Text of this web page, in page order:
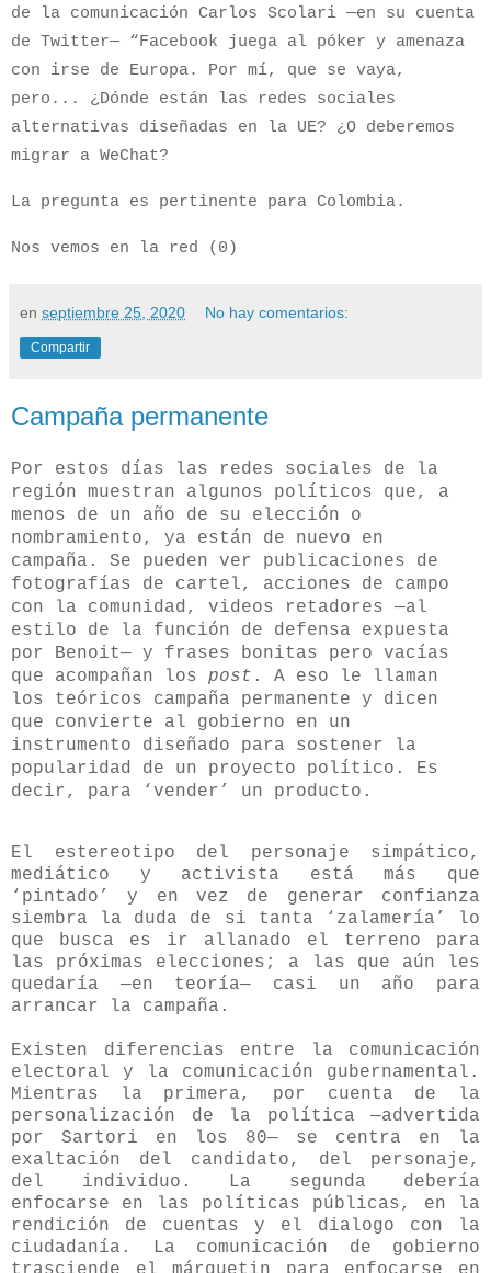
de la comunicación Carlos Scolari —en su cuenta
de Twitter— “Facebook juega al póker y amenaza
con irse de Europa. Por mí, que se vaya,
pero... ¿Dónde están las redes sociales
alternativas diseñadas en la UE? ¿O deberemos
migrar a WeChat?
La pregunta es pertinente para Colombia.
Nos vemos en la red (0)
en septiembre 25, 2020 No hay comentarios:
Compartir
Campaña permanente
Por estos días las redes sociales de la
región muestran algunos políticos que, a
menos de un año de su elección o
nombramiento, ya están de nuevo en
campaña. Se pueden ver publicaciones de
fotografías de cartel, acciones de campo
con la comunidad, videos retadores —al
estilo de la función de defensa expuesta
por Benoit— y frases bonitas pero vacías
que acompañan los
post . A eso le llaman
los teóricos campaña permanente y dicen
que convierte al gobierno en un
instrumento diseñado para sostener la
popularidad de un proyecto político. Es
decir, para ‘vender’ un producto.
El estereotipo del personaje simpático,
mediático y activista está más que
‘pintado’ y en vez de generar confianza
siembra la duda de si tanta ‘zalamería’ lo
que busca es ir allanado el terreno para
las próximas elecciones; a las que aún les
quedaría —en teoría— casi un año para
arrancar la campaña.
Existen diferencias entre la comunicación
electoral y la comunicación gubernamental.
Mientras la primera, por cuenta de la
personalización de la política —advertida
por Sartori en los 80— se centra en la
exaltación del candidato, del personaje,
del individuo. La segunda debería
enfocarse en las políticas públicas, en la
rendición de cuentas y el dialogo con la
ciudadanía. La comunicación de gobierno